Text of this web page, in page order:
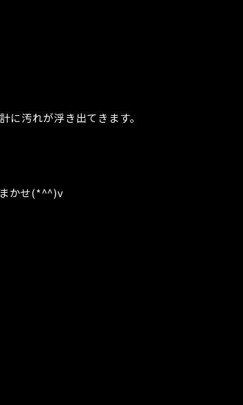
に汚れが浮き出てきます。
かせ(*^^)v